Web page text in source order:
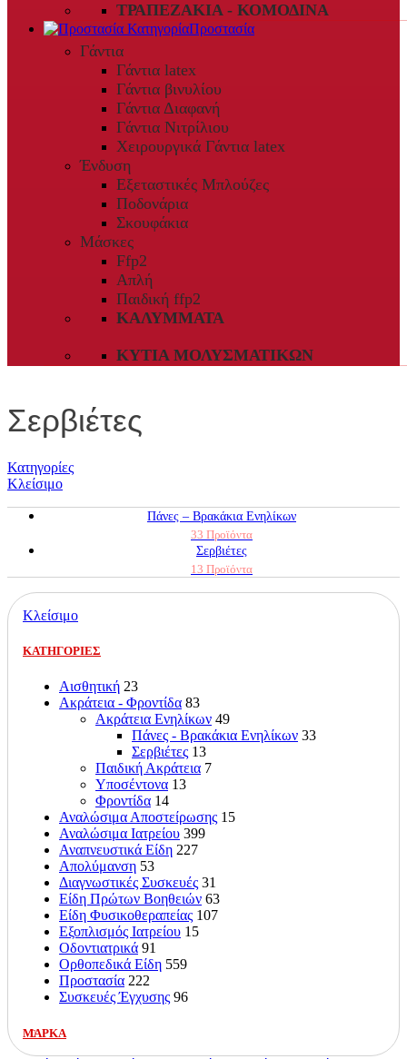
ΤΡΑΠΕΖΆΚΙΑ - ΚΟΜΟΔΊΝΑ
Προστασία
Γάντια
Γάντια latex
Γάντια βινυλίου
Γάντια Διαφανή
Γάντια Νιτρίλιου
Χειρουργικά Γάντια latex
Ένδυση
Εξεταστικές Μπλούζες
Ποδονάρια
Σκουφάκια
Μάσκες
Ffp2
Απλή
Παιδική ffp2
ΚΑΛΎΜΜΑΤΑ
ΚΥΤΊΑ ΜΟΛΥΣΜΑΤΙΚΏΝ
Σερβιέτες
Κατηγορίες
Κλείσιμο
Πάνες – Βρακάκια Ενηλίκων
33 Προϊόντα
Σερβιέτες
13 Προϊόντα
Κλείσιμο
ΚΑΤΗΓΟΡΙΕΣ
Αισθητική 23
Ακράτεια - Φροντίδα 83
Ακράτεια Ενηλίκων 49
Πάνες - Βρακάκια Ενηλίκων 33
Σερβιέτες 13
Παιδική Ακράτεια 7
Υποσέντονα 13
Φροντίδα 14
Αναλώσιμα Αποστείρωσης 15
Αναλώσιμα Ιατρείου 399
Αναπνευστικά Είδη 227
Απολύμανση 53
Διαγνωστικές Συσκευές 31
Είδη Πρώτων Βοηθειών 63
Είδη Φυσικοθεραπείας 107
Εξοπλισμός Ιατρείου 15
Οδοντιατρικά 91
Ορθοπεδικά Είδη 559
Προστασία 222
Συσκευές Έγχυσης 96
ΜΑΡΚΑ